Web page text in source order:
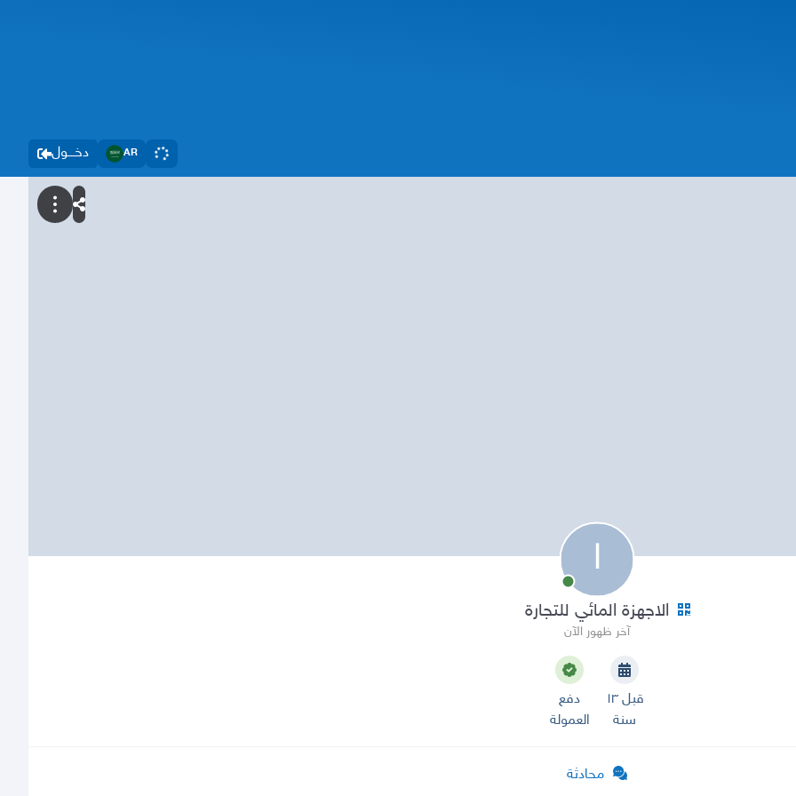
دخــــول AR
ا
الاجهزة المائي للتجارة
آخر ظهور الآن
قبل ١٣
سنة
دفع
العمولة
محادثة